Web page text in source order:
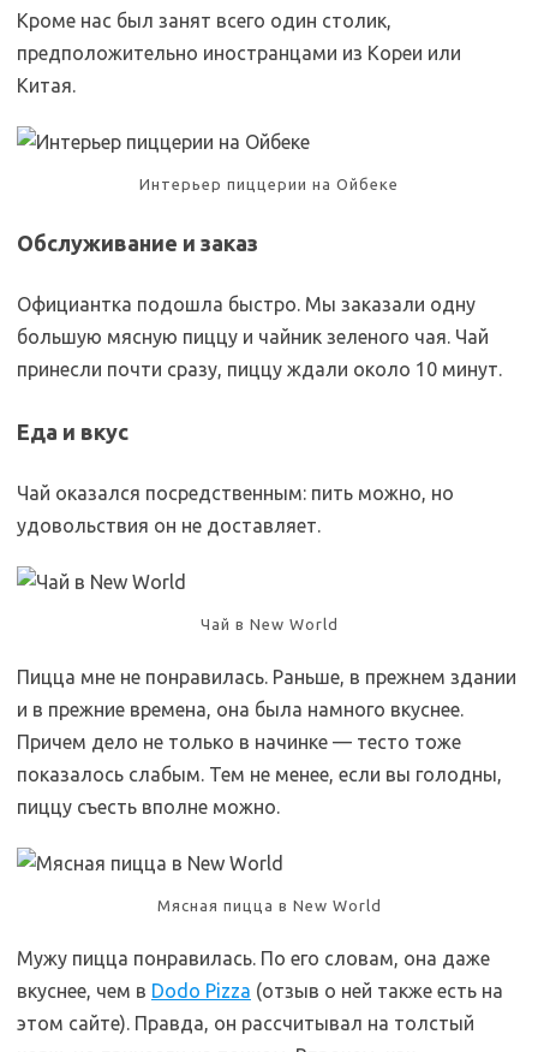
Кроме нас был занят всего один столик,
предположительно иностранцами из Кореи или
Китая.
Интерьер пиццерии на Ойбеке
Обслуживание и заказ
Официантка подошла быстро. Мы заказали одну
большую мясную пиццу и чайник зеленого чая. Чай
принесли почти сразу, пиццу ждали около 10 минут.
Еда и вкус
Чай оказался посредственным: пить можно, но
удовольствия он не доставляет.
Чай в New World
Пицца мне не понравилась. Раньше, в прежнем здании
и в прежние времена, она была намного вкуснее.
Причем дело не только в начинке — тесто тоже
показалось слабым. Тем не менее, если вы голодны,
пиццу съесть вполне можно.
Мясная пицца в New World
Мужу пицца понравилась. По его словам, она даже
вкуснее, чем в Dodo Pizza (отзыв о ней также есть на
этом сайте). Правда, он рассчитывал на толстый